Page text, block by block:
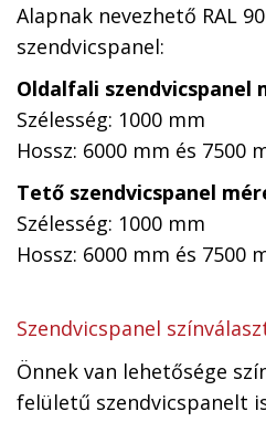
Alapnak nevezhető RAL
szendvicspanel:
Oldalfali szendvicspanel
Szélesség: 1000 mm
Hossz: 6000 mm és 7500
Tető szendvicspanel
Szélesség: 1000 mm
Hossz: 6000 mm és 7500
Szendvicspanel
Önnek van lehetősége
felületű szendvicspanelt